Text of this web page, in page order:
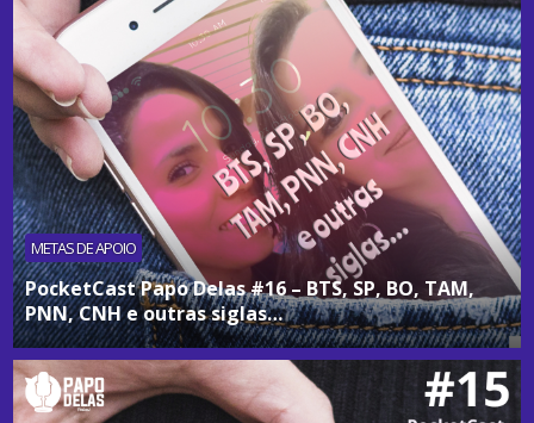
METAS DE APOIO
PocketCast Papo Delas #16 – BTS, SP, BO, TAM,
PNN, CNH e outras siglas…